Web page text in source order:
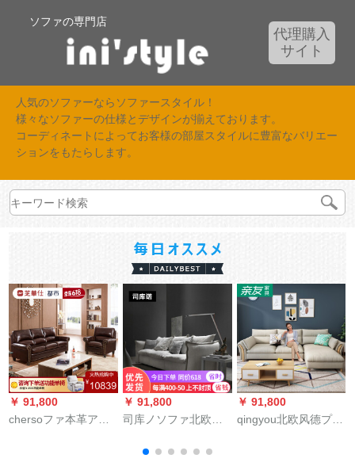
ソファの専門店
代理購入
サイト
人気のソファーならソファースタイル！
様々なソファーの仕様とデザインが揃えております。
コーディネートによってお客様の部屋スタイルに豊富なバリエー
ションをもたらします。
￥ 91,800
chersoファ本革アメ
￥ 91,800
司库ノソファ北欧风
けけけけけけけけけ
￥ 91,800
qingyou北欧风德プロ